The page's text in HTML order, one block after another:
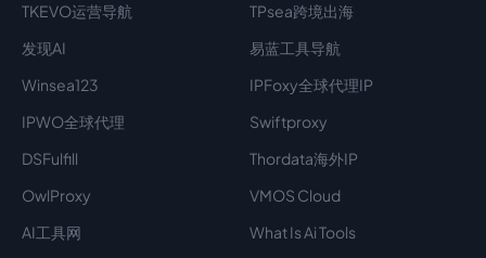
TKEVO运营导航
TPsea跨境出海
发现AI
易蓝工具导航
Winsea123
IPFoxy全球代理IP
IPWO全球代理
Swiftproxy
DSFulfill
Thordata海外IP
OwlProxy
VMOS Cloud
AI工具网
What Is Ai Tools